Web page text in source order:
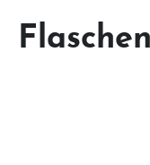
Bildergalerie